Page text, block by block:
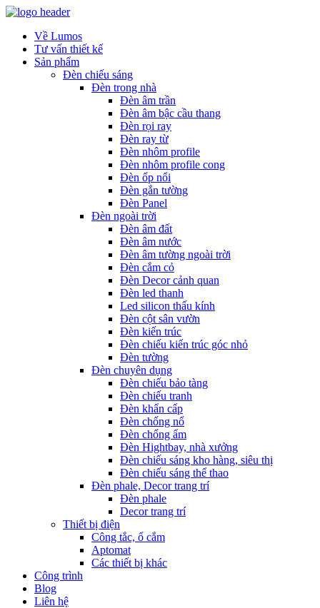
Về Lumos
Tư vấn thiết kế
Sản phẩm
Đèn chiếu sáng
Đèn trong nhà
Đèn âm trần
Đèn âm bậc cầu thang
Đèn rọi ray
Đèn ray từ
Đèn nhôm profile
Đèn nhôm profile cong
Đèn ốp nổi
Đèn gắn tường
Đèn Panel
Đèn ngoài trời
Đèn âm đất
Đèn âm nước
Đèn âm tường ngoài trời
Đèn cắm cỏ
Đèn Decor cảnh quan
Đèn led thanh
Led silicon thấu kính
Đèn cột sân vườn
Đèn kiến trúc
Đèn chiếu kiến trúc góc nhỏ
Đèn tường
Đèn chuyên dụng
Đèn chiếu bảo tàng
Đèn chiếu tranh
Đèn khẩn cấp
Đèn chống nổ
Đèn chống ẩm
Đèn Hightbay, nhà xưởng
Đèn chiếu sáng kho hàng, siêu thị
Đèn chiếu sáng thể thao
Đèn phale, Decor trang trí
Đèn phale
Decor trang trí
Thiết bị điện
Công tắc, ổ cắm
Aptomat
Các thiết bị khác
Công trình
Blog
Liên hệ